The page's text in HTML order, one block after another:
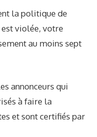
la politique de
violée, votre
au moins sept
annonceurs qui
à faire la
et sont certifiés par